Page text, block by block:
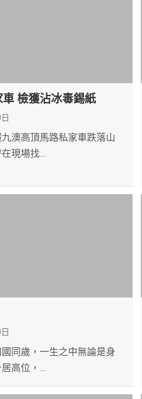
檢獲沾冰毒錫紙
九澳高頂馬路私家車跌落山
現場找…
同歲，一生之中無論是身
高位，…